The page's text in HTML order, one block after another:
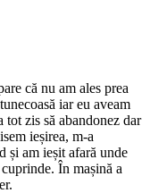
că nu am ales prea
iar eu aveam
zis să abandonez dar
ieșirea, m-a
și am ieșit afară unde
În mașină a